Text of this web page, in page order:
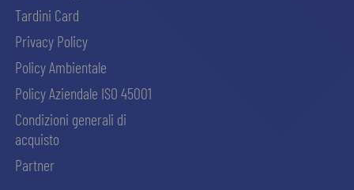
Tardini Card
Privacy Policy
Policy Ambientale
Policy Aziendale ISO 45001
Condizioni generali di
acquisto
Partner